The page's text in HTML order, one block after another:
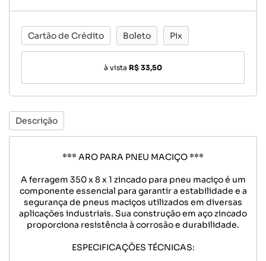
Cartão de Crédito Boleto Pix
à vista R$ 33,50
Descrição
*** ARO PARA PNEU MACIÇO ***
A ferragem 350 x 8 x 1 zincado para pneu maciço é um
componente essencial para garantir a estabilidade e a
segurança de pneus maciços utilizados em diversas
aplicações industriais. Sua construção em aço zincado
proporciona resistência à corrosão e durabilidade.
ESPECIFICAÇÕES TÉCNICAS: